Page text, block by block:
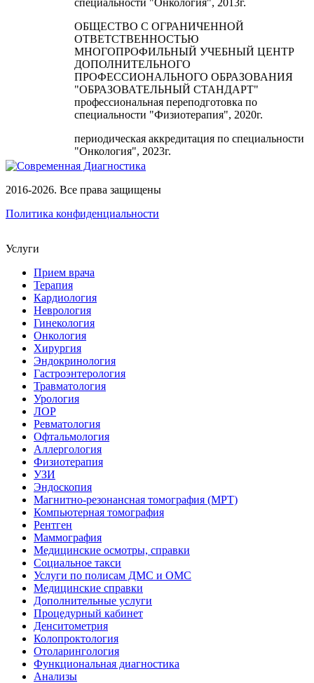
ОБЩЕСТВО С ОГРАНИЧЕННОЙ
ОТВЕТСТВЕННОСТЬЮ
МНОГОПРОФИЛЬНЫЙ УЧЕБНЫЙ ЦЕНТР
ДОПОЛНИТЕЛЬНОГО
ПРОФЕССИОНАЛЬНОГО ОБРАЗОВАНИЯ
"ОБРАЗОВАТЕЛЬНЫЙ СТАНДАРТ"
профессиональная переподготовка по
специальности "Физиотерапия", 2020г.
периодическая аккредитация по специальности
"Онкология", 2023г.
2016-2026. Все права защищены
Политика конфиденциальности
Услуги
Прием врача
Терапия
Кардиология
Неврология
Гинекология
Онкология
Хирургия
Эндокринология
Гастроэнтерология
Травматология
Урология
ЛОР
Ревматология
Офтальмология
Аллергология
Физиотерапия
УЗИ
Эндоскопия
Магнитно-резонансная томография (МРТ)
Компьютерная томография
Рентген
Маммография
Медицинские осмотры, справки
Социальное такси
Услуги по полисам ДМС и ОМС
Медицинские справки
Дополнительные услуги
Процедурный кабинет
Денситометрия
Колопроктология
Отоларингология
Функциональная диагностика
Анализы